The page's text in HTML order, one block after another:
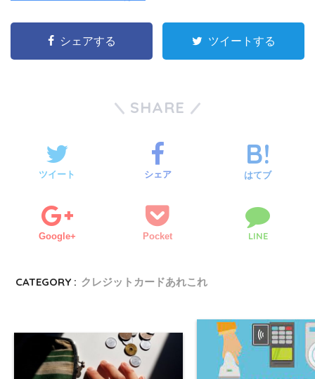
シェアする ツイートする
SHARE
ツイート シェア はてブ
Google+ Pocket LINE
CATEGORY : クレジットカードあれこれ